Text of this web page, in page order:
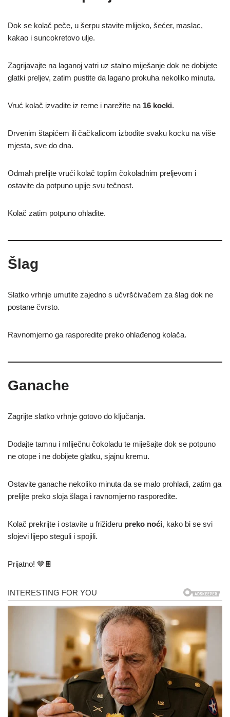
Dok se kolač peče, u šerpu stavite mlijeko, šećer, maslac,
kakao i suncokretovo ulje.
Zagrijavajte na laganoj vatri uz stalno miješanje dok ne dobijete
glatki preljev, zatim pustite da lagano prokuha nekoliko minuta.
Vruć kolač izvadite iz rerne i narežite na 16 kocki.
Drvenim štapićem ili čačkalicom izbodite svaku kocku na više
mjesta, sve do dna.
Odmah prelijte vrući kolač toplim čokoladnim preljevom i
ostavite da potpuno upije svu tečnost.
Kolač zatim potpuno ohladite.
Šlag
Slatko vrhnje umutite zajedno s učvršćivačem za šlag dok ne
postane čvrsto.
Ravnomjerno ga rasporedite preko ohlađenog kolača.
Ganache
Zagrijte slatko vrhnje gotovo do ključanja.
Dodajte tamnu i mliječnu čokoladu te miješajte dok se potpuno
ne otope i ne dobijete glatku, sjajnu kremu.
Ostavite ganache nekoliko minuta da se malo prohladi, zatim ga
prelijte preko sloja šlaga i ravnomjerno rasporedite.
Kolač prekrijte i ostavite u frižideru preko noći, kako bi se svi
slojevi lijepo steguli i spojili.
Prijatno! 🤎🍫